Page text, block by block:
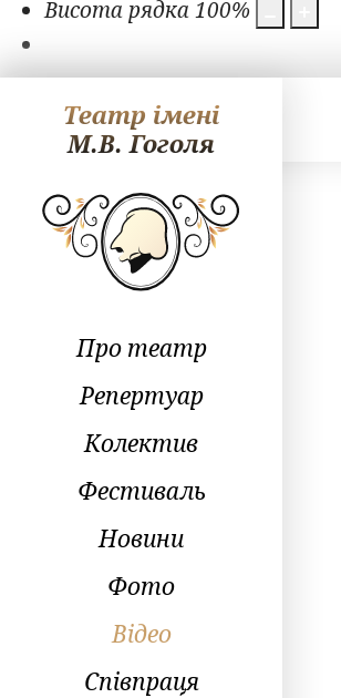
Висота рядка100%
Театр імені
М.В. Гоголя
Про театр
Репертуар
Колектив
Фестиваль
Новини
Фото
Відео
Співпраця